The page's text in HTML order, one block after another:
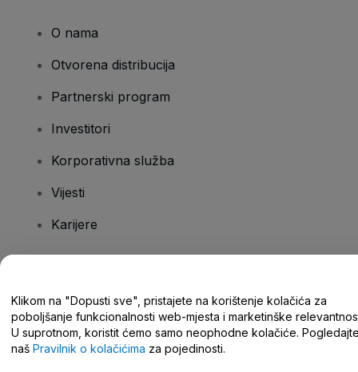
O nama
Otvorena distribucija
Partnerski program
Investitori
Korporativna služba
Vijesti
Karijere
Centar za pomoć/kontaktirajte nas
Klikom na "Dopusti sve", pristajete na korištenje kolačića za
poboljšanje funkcionalnosti web-mjesta i marketinške
U suprotnom, koristit ćemo samo neophodne kolačiće.
naš Pravilnik o kolačićima za pojedinosti.